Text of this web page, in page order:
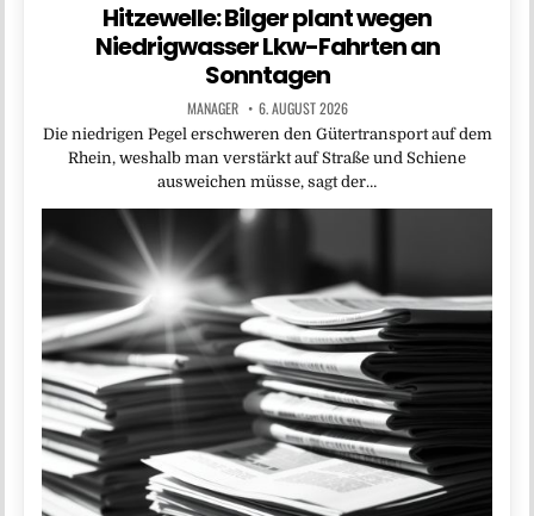
Hitzewelle: Bilger plant wegen
Niedrigwasser Lkw-Fahrten an
Sonntagen
MANAGER 6. AUGUST 2026
Die niedrigen Pegel erschweren den Gütertransport auf dem
Rhein, weshalb man verstärkt auf Straße und Schiene
ausweichen müsse, sagt der…